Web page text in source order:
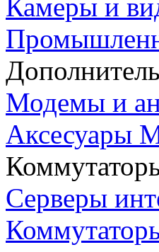
Камеры и
Модемы и
Аксесуары
Серверы